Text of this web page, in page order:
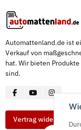
Automattenland.de ist
Verkauf von
hat. Wir bieten
sind.
Vertrag widerrufen